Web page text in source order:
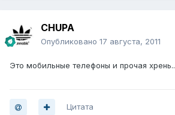
CHUPA
Опубликовано 17 августа, 2011
Это мобильные телефоны и прочая хрень..
Цитата